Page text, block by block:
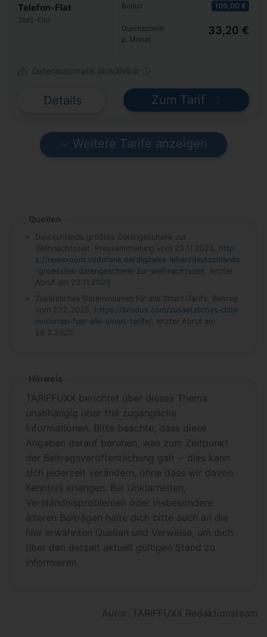
Telefon-Flat
SMS-Flat
Bonus
100,00 €
Durchschnitt
p. Monat
33,20 €
Datenautomatik abwählbar ⓘ
Details Zum Tarif
Weitere Tarife anzeigen
Quellen
Deutschlands größtes Datengeschenk zur
Weihnachtszeit, Pressemitteilung vom 23.11.2023, http
s://newsroom.vodafone.de/digitales-leben/deutschlands
-groesstes-datengeschenk-zur-weihnachtszeit , letzter
Abruf am 23.11.2023
Zusätzliches Datenvolumen für alle Smart-Tarife, Beitrag
vom 27.2.2025, https://brodos.com/zusaetzliches-date
nvolumen-fuer-alle-smart-tarife/ , letzter Abruf am
28.2.2025
Hinweis
TARIFFUXX berichtet über dieses Thema
unabhängig über frei zugängliche
Informationen. Bitte beachte, dass diese
Angaben darauf beruhen, was zum Zeitpunkt
der Beitragsveröffentlichung galt − dies kann
sich jederzeit verändern, ohne dass wir davon
Kenntnis erlangen. Bei Unklarheiten,
Verständnisproblemen oder insbesondere
älteren Beiträgen halte dich bitte auch an die
hier erwähnten Quellen und Verweise, um dich
über den derzeit aktuell gültigen Stand zu
informieren.
Autor: TARIFFUXX Redaktionsteam